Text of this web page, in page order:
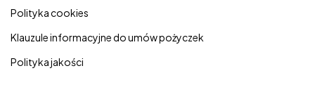
Polityka cookies
Klauzule informacyjne do umów pożyczek
Polityka jakości